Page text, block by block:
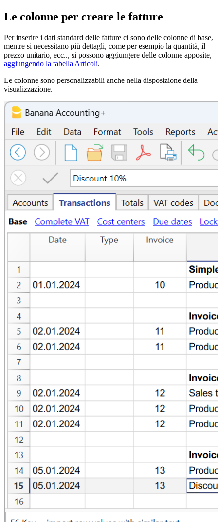
Le colonne per creare le fatture
Per inserire i dati standard delle fatture ci sono delle colonne di base,
mentre si necessitano più dettagli, come per esempio la quantità, il
prezzo unitario, ecc.., si possono aggiungere delle colonne apposite,
aggiungendo la tabella Articoli.
Le colonne sono personalizzabili anche nella disposizione della
visualizzazione.